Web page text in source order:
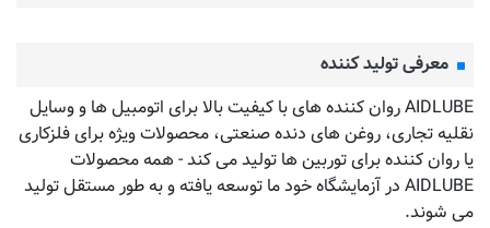
معرفی تولید کننده
AIDLUBE روان کننده های با کیفیت بالا برای اتومبیل ها و وسایل
نقلیه تجاری، روغن های دنده صنعتی، محصولات ویژه برای فلزکاری
یا روان کننده برای توربین ها تولید می کند - همه محصولات
AIDLUBE در آزمایشگاه خود ما توسعه یافته و به طور مستقل تولید
می شوند.